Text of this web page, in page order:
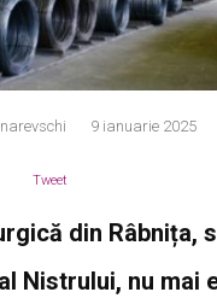
9 ianuarie 2025
Tweet
din Râbnița,
Nistrului, nu mai